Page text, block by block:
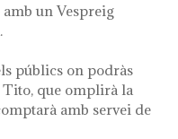
un Vespreig
públics on podràs
Tito, que omplirà la
amb servei de